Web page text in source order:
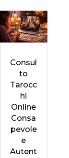
Consul
to
Tarocc
hi
Online
Consa
pevole
e
Autent